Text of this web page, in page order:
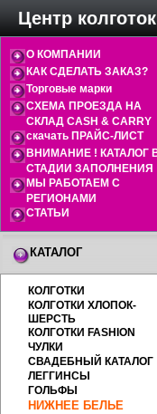
Центр
О КОМПАНИИ
КАК СДЕЛАТЬ ЗАКАЗ?
Торговые марки
СХЕМА ПРОЕЗДА НА
СКЛАД CASH & CARRY
скачать ПРАЙС-ЛИСТ
ВНИМАНИЕ ! КАТАЛОГ
СТАДИИ ЗАПОЛНЕНИЯ
МЫ РАБОТАЕМ С
РЕГИОНАМИ
СТАТЬИ
КАТАЛОГ
КОЛГОТКИ
КОЛГОТКИ ХЛОПОК-
ШЕРСТЬ
КОЛГОТКИ FASHION
ЧУЛКИ
СВАДЕБНЫЙ КАТАЛОГ
ЛЕГГИНСЫ
ГОЛЬФЫ
НИЖНЕЕ БЕЛЬЕ